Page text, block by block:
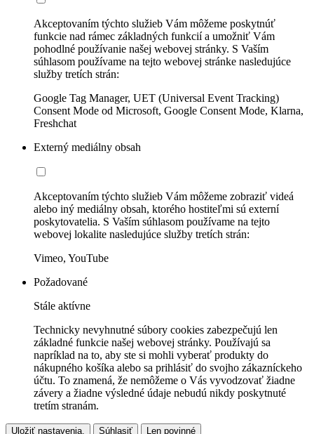
Akceptovaním týchto služieb Vám môžeme poskytnúť
funkcie nad rámec základných funkcií a umožniť Vám
pohodlné používanie našej webovej stránky. S Vaším
súhlasom používame na tejto webovej stránke nasledujúce
služby tretích strán:
Google Tag Manager, UET (Universal Event Tracking)
Consent Mode od Microsoft, Google Consent Mode, Klarna,
Freshchat
Externý mediálny obsah
Akceptovaním týchto služieb Vám môžeme zobraziť videá
alebo iný mediálny obsah, ktorého hostiteľmi sú externí
poskytovatelia. S Vaším súhlasom používame na tejto
webovej lokalite nasledujúce služby tretích strán:
Vimeo, YouTube
Požadované
Stále aktívne
Technicky nevyhnutné súbory cookies zabezpečujú len
základné funkcie našej webovej stránky. Používajú sa
napríklad na to, aby ste si mohli vyberať produkty do
nákupného košíka alebo sa prihlásiť do svojho zákazníckeho
účtu. To znamená, že nemôžeme o Vás vyvodzovať žiadne
závery a žiadne výsledné údaje nebudú nikdy poskytnuté
tretím stranám.
Uložiť nastavenia. Súhlasiť Len povinné